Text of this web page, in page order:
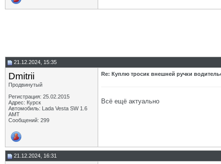
21.12.2024, 15:35
Dmitrii
Продвинутый
Регистрация: 25.02.2015
Адрес: Курск
Автомобиль: Lada Vesta SW 1.6
АМТ
Сообщений: 299
Re: Куплю тросик внешней ручки
Всё ещё актуально
21.12.2024, 16:31